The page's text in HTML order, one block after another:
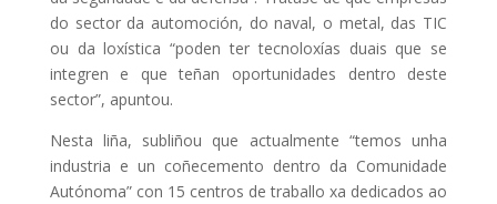
do sector da automoción, do naval, o metal, das TIC
ou da loxística “poden ter tecnoloxías duais que se
integren e que teñan oportunidades dentro deste
sector”, apuntou.
Nesta liña, subliñou que actualmente “temos unha
industria e un coñecemento dentro da Comunidade
Autónoma” con 15 centros de traballo xa dedicados ao